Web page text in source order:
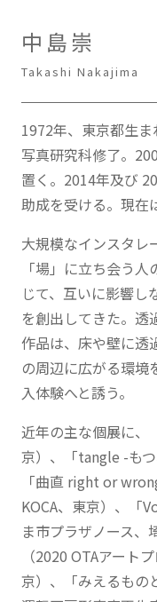
中島崇
Takashi Nakajima
1972年、東京都生
写真研究科修了。
置く。2014年及び
助成を受ける。現在
大規模なインスタレ
「場」に立ち会う
じて、互いに影響し
を創出してきた。透
作品は、床や壁に透
の周辺に広がる環境
入体験へと誘う。
近年の主な個展に、
京）、「tangle -も
「曲直 right or
KOCA、東京）、「
ま市プラザノース、
（2020 OTAアート
京）、「みえるもの